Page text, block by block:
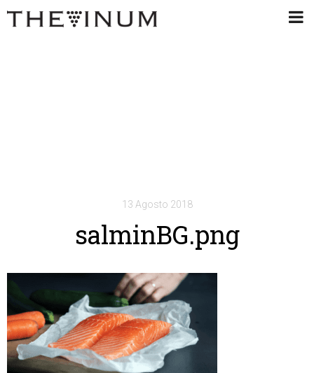
13 Agosto 2018
salminBG.png